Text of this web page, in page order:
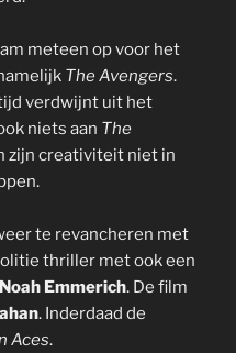
meteen op voor het
The Avengers.
verdwijnt uit het
niets aan The
zijn creativiteit niet in
te revancheren met
thriller met ook een
Noah Emmerich. De film
. Inderdaad de
Aces.